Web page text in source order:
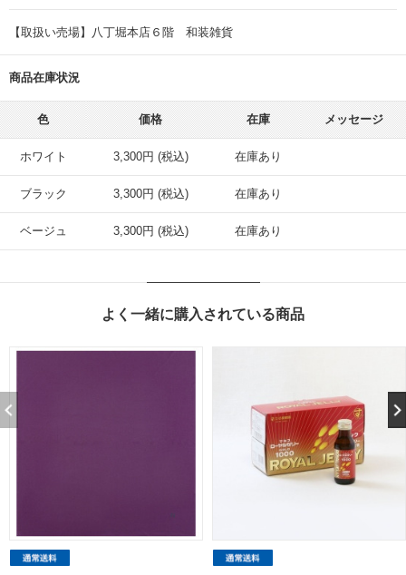
【取扱い売場】八丁堀本店６階 和装雑貨
商品在庫状況
色 価格 在庫 メッセージ
ホワイト 3,300円 (税込) 在庫あり
ブラック 3,300円 (税込) 在庫あり
ベージュ 3,300円 (税込) 在庫あり
よく一緒に購入されている商品